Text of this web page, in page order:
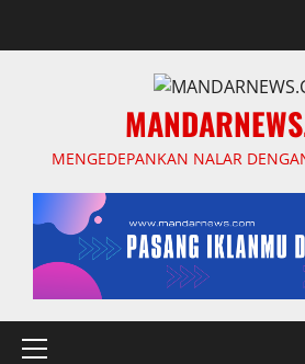
MENGEDEPANKAN NALAR
Primary